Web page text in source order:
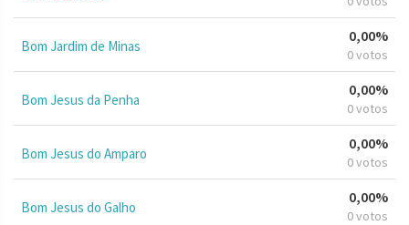
Bom Jardim de Minas
0,00%
0 votos
Bom Jesus da Penha
0,00%
0 votos
Bom Jesus do Amparo
0,00%
0 votos
Bom Jesus do Galho
0,00%
0 votos